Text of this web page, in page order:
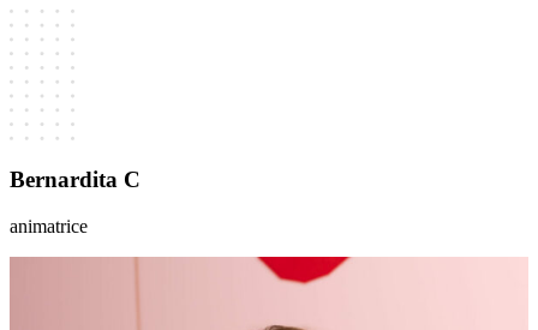
Bernardita C
animatrice